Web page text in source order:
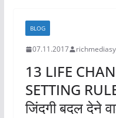
BLOG
07.11.2017
13 LIFE
SETTING
जिंदगी बदल देने